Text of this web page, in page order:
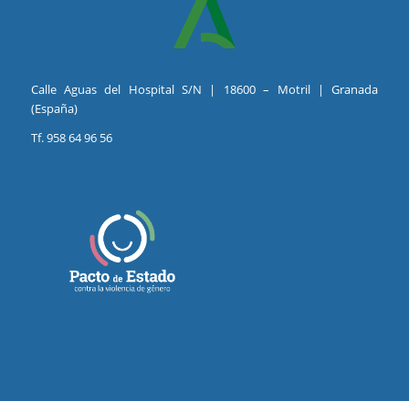
Calle Aguas del Hospital S/N | 18600 – Motril | Granada
(España)
Tf. 958 64 96 56